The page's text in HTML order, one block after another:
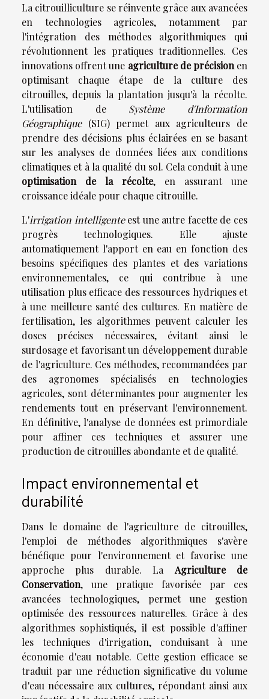
La citrouilliculture se réinvente grâce aux avancées
en technologies agricoles, notamment par
l'intégration des méthodes algorithmiques qui
révolutionnent les pratiques traditionnelles. Ces
innovations offrent une agriculture de précisionen
optimisant chaque étape de la culture des
citrouilles, depuis la plantation jusqu'à la récolte.
L'utilisation de Système d'Information
Géographique(SIG) permet aux agriculteurs de
prendre des décisions plus éclairées en se basant
sur les analyses de données liées aux conditions
climatiques et à la qualité du sol. Cela conduit à une
optimisation de la récolte, en assurant une
croissance idéale pour chaque citrouille.
L'irrigation intelligenteest une autre facette de ces
progrès technologiques. Elle ajuste
automatiquement l'apport en eau en fonction des
besoins spécifiques des plantes et des variations
environnementales, ce qui contribue à une
utilisation plus efficace des ressources hydriques et
à une meilleure santé des cultures. En matière de
fertilisation, les algorithmes peuvent calculer les
doses précises nécessaires, évitant ainsi le
surdosage et favorisant un développement durable
de l'agriculture. Ces méthodes, recommandées par
des agronomes spécialisés en technologies
agricoles, sont déterminantes pour augmenter les
rendements tout en préservant l'environnement.
En définitive, l'analyse de données est primordiale
pour affiner ces techniques et assurer une
production de citrouilles abondante et de qualité.
Impact environnemental et
durabilité
Dans le domaine de l'agriculture de citrouilles,
l'emploi de méthodes algorithmiques s'avère
bénéfique pour l'environnement et favorise une
approche plus durable. La Agriculture de
Conservation, une pratique favorisée par ces
avancées technologiques, permet une gestion
optimisée des ressources naturelles. Grâce à des
algorithmes sophistiqués, il est possible d'affiner
les techniques d'irrigation, conduisant à une
économie d'eau notable. Cette gestion efficace se
traduit par une réduction significative du volume
d'eau nécessaire aux cultures, répondant ainsi aux